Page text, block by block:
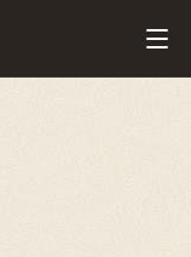
フォー